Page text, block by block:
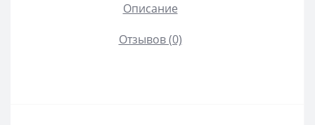
Описание
Отзывов (0)